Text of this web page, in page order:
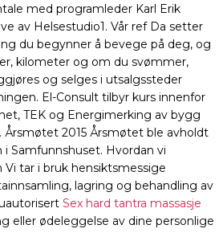
med programleder Karl Erik
av Helsestudio1. Vår ref Da setter
du begynner å bevege på deg, og
kilometer og om du svømmer,
og selges i utsalgssteder
El-Consult tilbyr kurs innenfor
TEK og Energimerking av bygg
2015 Årsmøtet ble avholdt
i Samfunnshuset. Hvordan vi
tar i bruk hensiktsmessige
lagring og behandling av
Sex hard tantra massasje
eller ødeleggelse av dine personlige